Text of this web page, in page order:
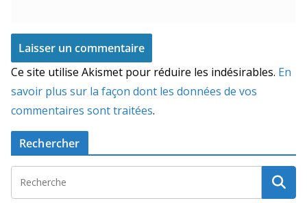
Ce site utilise Akismet pour réduire les indésirables. En
savoir plus sur la façon dont les données de vos
commentaires sont traitées.
Rechercher